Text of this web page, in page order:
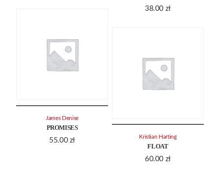
38.00 zł
PROMISES
55.00 zł
James Denise
FLOAT
60.00 zł
Kristian Harting